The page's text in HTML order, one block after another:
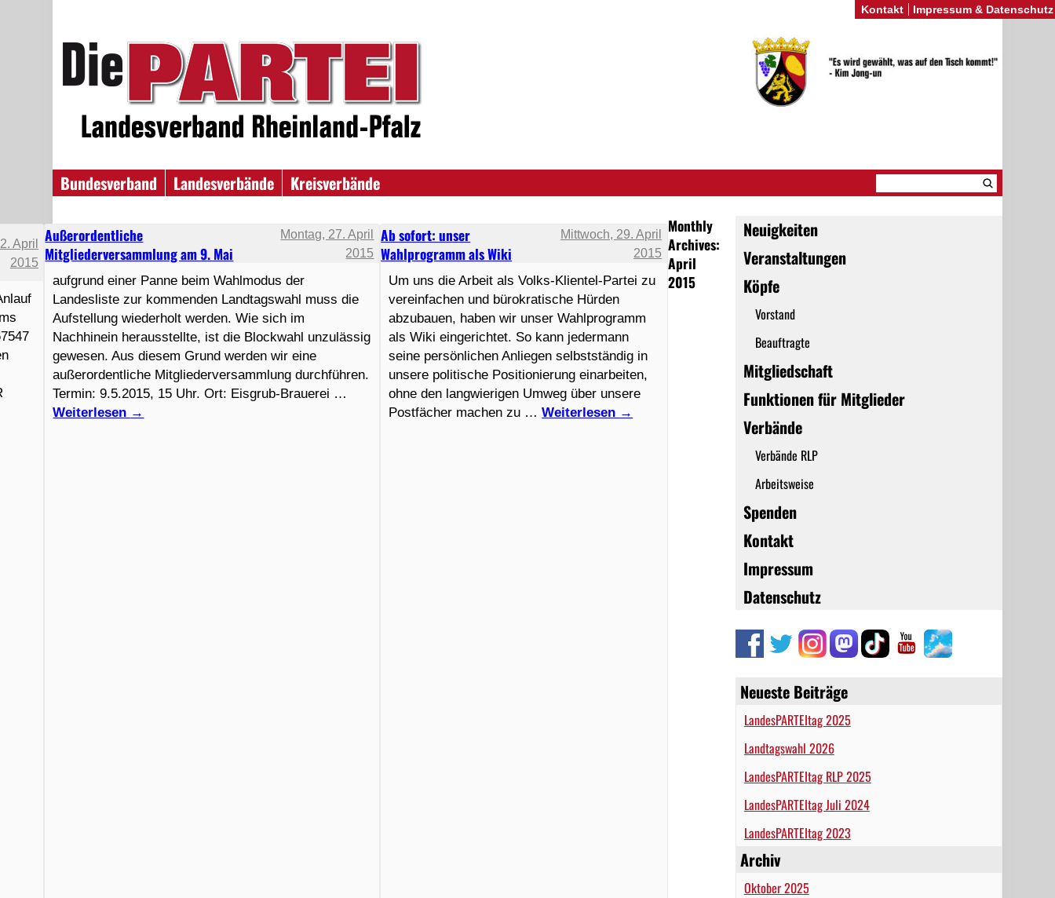
Bundesverband Landesverbände
Kreisverbände
Neuigkeiten
Veranstaltungen
Köpfe
Vorstand
Beauftragte
Mitgliedschaft
Funktionen für Mitglieder
Verbände
Verbände RLP
Arbeitsweise
Spenden
Kontakt
Impressum
Datenschutz
Neueste Beiträge
LandesPARTEItag 2025
Landtagswahl 2026
LandesPARTEItag RLP 2025
LandesPARTEItag Juli 2024
LandesPARTEItag 2023
Archiv
Oktober 2025
Monthly
Archives:
April
2015
Ab sofort: unser
Wahlprogramm als Wiki
Mittwoch, 29. April
2015
Um uns die Arbeit als Volks-Klientel-Partei zu
vereinfachen und bürokratische Hürden
abzubauen, haben wir unser Wahlprogramm
als Wiki eingerichtet. So kann jedermann
seine persönlichen Anliegen selbstständig in
unsere politische Positionierung einarbeiten,
ohne den langwierigen Umweg über unsere
Postfächer machen zu …Weiterlesen →
Außerordentliche
Mitgliederversammlung am 9. Mai
Montag, 27. April
2015
aufgrund einer Panne beim Wahlmodus der
Landesliste zur kommenden Landtagswahl muss die
Aufstellung wiederholt werden. Wie sich im
Nachhinein herausstellte, ist die Blockwahl unzulässig
gewesen. Aus diesem Grund werden wir eine
außerordentliche Mitgliederversammlung durchführen.
Termin: 9.5.2015, 15 Uhr. Ort: Eisgrub-Brauerei …
Weiterlesen →
April
2015
Kontakt Impressum & Datenschutz